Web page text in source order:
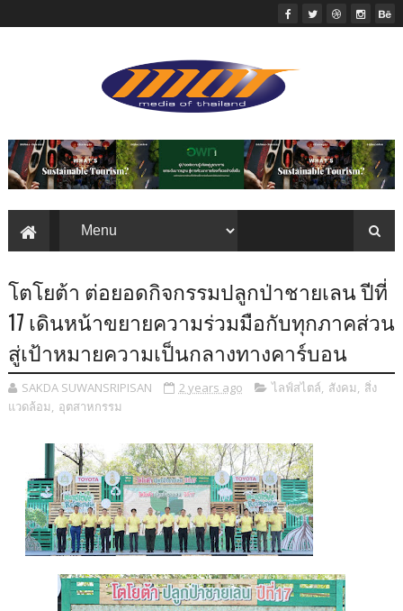
โตโยต้า ต่อยอดกิจกรรมปลูกป่าชายเลน ปีที่
17 เดินหน้าขยายความร่วมมือกับทุกภาคส่วน
สู่เป้าหมายความเป็นกลางทางคาร์บอน
SAKDA SUWANSRIPISAN 2 years ago ไลฟ์สไตล์, สังคม, สิ่ง
แวดล้อม, อุตสาหกรรม